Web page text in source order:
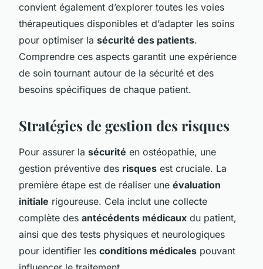
convient également d’explorer toutes les voies
thérapeutiques disponibles et d’adapter les soins
pour optimiser la sécurité des patients.
Comprendre ces aspects garantit une expérience
de soin tournant autour de la sécurité et des
besoins spécifiques de chaque patient.
Stratégies de gestion des risques
Pour assurer la sécurité en ostéopathie, une
gestion préventive des risques est cruciale. La
première étape est de réaliser une évaluation
initiale rigoureuse. Cela inclut une collecte
complète des antécédents médicaux du patient,
ainsi que des tests physiques et neurologiques
pour identifier les conditions médicales pouvant